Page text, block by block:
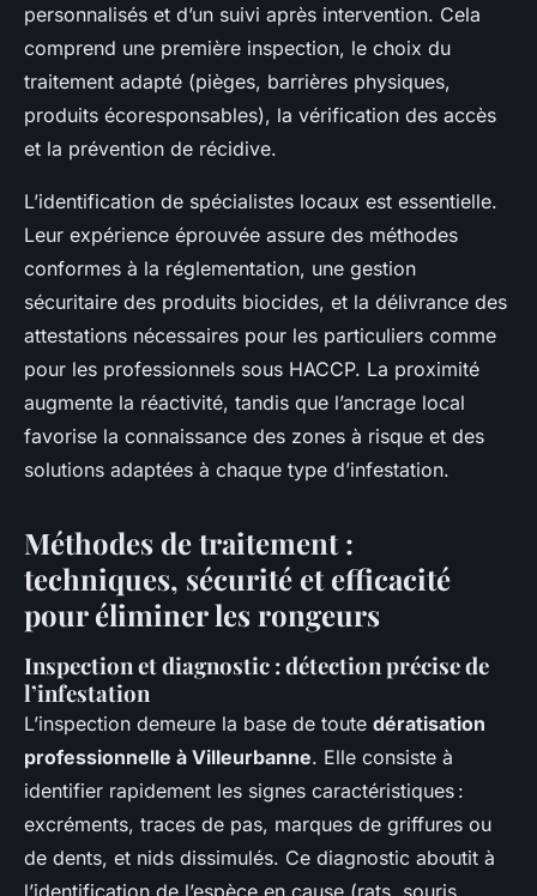
personnalisés et d’un suivi après intervention. Cela
comprend une première inspection, le choix du
traitement adapté (pièges, barrières physiques,
produits écoresponsables), la vérification des accès
et la prévention de récidive.
L’identification de spécialistes locaux est essentielle.
Leur expérience éprouvée assure des méthodes
conformes à la réglementation, une gestion
sécuritaire des produits biocides, et la délivrance des
attestations nécessaires pour les particuliers comme
pour les professionnels sous HACCP. La proximité
augmente la réactivité, tandis que l’ancrage local
favorise la connaissance des zones à risque et des
solutions adaptées à chaque type d’infestation.
Méthodes de traitement :
techniques, sécurité et efficacité
pour éliminer les rongeurs
Inspection et diagnostic : détection précise de
l’infestation
L’inspection demeure la base de toute dératisation
professionnelle à Villeurbanne. Elle consiste à
identifier rapidement les signes caractéristiques :
excréments, traces de pas, marques de griffures ou
de dents, et nids dissimulés. Ce diagnostic aboutit à
l’identification de l’espèce en cause (rats, souris,